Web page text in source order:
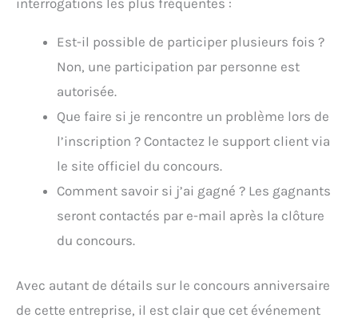
Est-il possible de participer plusieurs fois ?
Non, une participation par personne est
autorisée.
Que faire si je rencontre un problème lors de
l’inscription ? Contactez le support client via
le site officiel du concours.
Comment savoir si j’ai gagné ? Les gagnants
seront contactés par e-mail après la clôture
du concours.
Avec autant de détails sur le concours anniversaire
de cette entreprise, il est clair que cet événement